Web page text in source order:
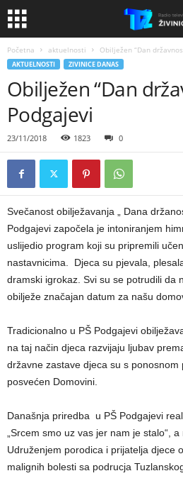
Početna aktuelnosti Obilježen “Dan
AKTUELNOSTI ZIVINICE DANAS
Obilježen “Dan
Podgajevi
23/11/2018 1823 0
Svečanost obilježavanja „ Dana
Podgajevi započela je intoniranjem
uslijedio program koji su pripremili
nastavnicima. Djeca su pjevala,
dramski igrokaz. Svi su se potrudili da
obilježe značajan datum za našu
Tradicionalno u PŠ Podgajevi
na taj način djeca razvijaju ljubav
državne zastave djeca su s ponosnom
posvećen Domovini.
Današnja priredba u PŠ Podgajevi
„Srcem smo uz vas jer nam je stalo“,
Udruženjem porodica i prijatelja djece
malignih bolesti sa podrucja